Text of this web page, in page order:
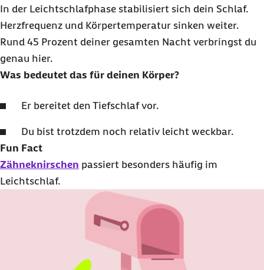
In der Leichtschlafphase stabilisiert sich dein Schlaf.
Herzfrequenz und Körpertemperatur sinken weiter.
Rund 45 Prozent deiner gesamten Nacht verbringst du
genau hier.
Was bedeutet das für deinen Körper?
Er bereitet den Tiefschlaf vor.
Du bist trotzdem noch relativ leicht weckbar.
Fun Fact
Zähneknirschen passiert besonders häufig im
Leichtschlaf.